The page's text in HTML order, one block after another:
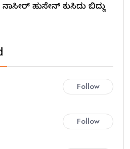
ಹುಸೇನ್ ಕುಸಿದು ಬಿದ್ದು
Follow
Follow